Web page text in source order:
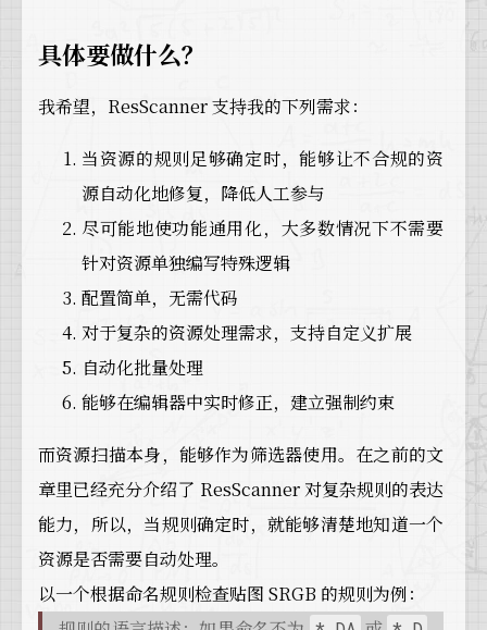
具体要做什么？
我希望，ResScanner 支持我的下列需求：
当资源的规则足够确定时，能够让不合规的资
源自动化地修复，降低人工参与
尽可能地使功能通用化，大多数情况下不需要
针对资源单独编写特殊逻辑
配置简单，无需代码
对于复杂的资源处理需求，支持自定义扩展
自动化批量处理
能够在编辑器中实时修正，建立强制约束
而资源扫描本身，能够作为筛选器使用。在之前的文
章里已经充分介绍了 ResScanner 对复杂规则的表达
能力，所以，当规则确定时，就能够清楚地知道一个
资源是否需要自动处理。
以一个根据命名规则检查贴图 SRGB 的规则为例：